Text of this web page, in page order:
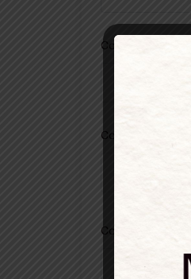
Correo
Contraseña
Confirmación